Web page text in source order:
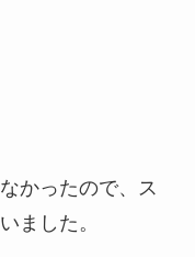
かったので、ス
ました。